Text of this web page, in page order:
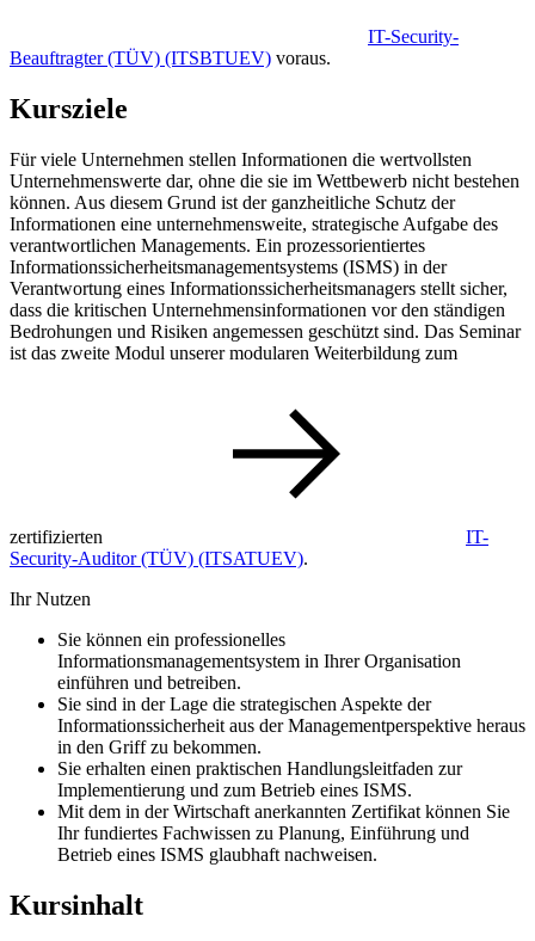
IT-Security-
Beauftragter (TÜV) (ITSBTUEV) voraus.
Kursziele
Für viele Unternehmen stellen Informationen die wertvollsten
Unternehmenswerte dar, ohne die sie im Wettbewerb nicht bestehen
können. Aus diesem Grund ist der ganzheitliche Schutz der
Informationen eine unternehmensweite, strategische Aufgabe des
verantwortlichen Managements. Ein prozessorientiertes
Informationssicherheitsmanagementsystems (ISMS) in der
Verantwortung eines Informationssicherheitsmanagers stellt sicher,
dass die kritischen Unternehmensinformationen vor den ständigen
Bedrohungen und Risiken angemessen geschützt sind. Das Seminar
ist das zweite Modul unserer modularen Weiterbildung zum
zertifizierten
IT-
Security-Auditor (TÜV) (ITSATUEV).
Ihr Nutzen
Sie können ein professionelles
Informationsmanagementsystem in Ihrer Organisation
einführen und betreiben.
Sie sind in der Lage die strategischen Aspekte der
Informationssicherheit aus der Managementperspektive heraus
in den Griff zu bekommen.
Sie erhalten einen praktischen Handlungsleitfaden zur
Implementierung und zum Betrieb eines ISMS.
Mit dem in der Wirtschaft anerkannten Zertifikat können Sie
Ihr fundiertes Fachwissen zu Planung, Einführung und
Betrieb eines ISMS glaubhaft nachweisen.
Kursinhalt